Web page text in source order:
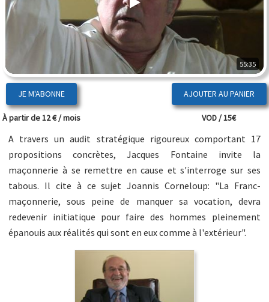
55:35
JE M'ABONNE
À partir de 12 € / mois VOD / 15€
A travers un audit stratégique rigoureux comportant 17
propositions concrètes, Jacques Fontaine invite la
maçonnerie à se remettre en cause et s'interroge sur ses
tabous. Il cite à ce sujet Joannis Corneloup: "La Franc-
maçonnerie, sous peine de manquer sa vocation, devra
redevenir initiatique pour faire des hommes pleinement
épanouis aux réalités qui sont en eux comme à l'extérieur".